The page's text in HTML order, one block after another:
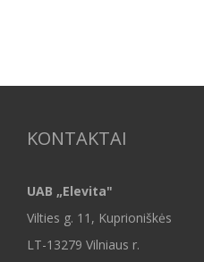
KONTAKTAI
UAB „Elevita"
Vilties g. 11, Kuprioniškės
LT-13279 Vilniaus r.